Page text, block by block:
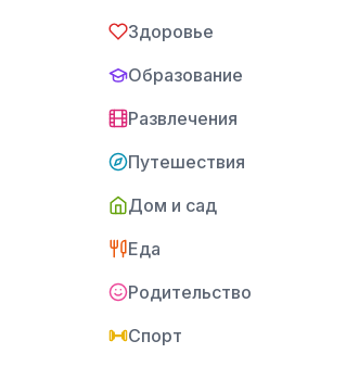
Здоровье
Образование
Развлечения
Путешествия
Дом и сад
Еда
Родительство
Спорт